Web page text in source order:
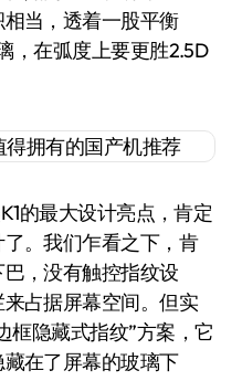
当，透着一股平衡
，在弧度上要更胜2.5D
的最大设计亮点，肯定
。我们乍看之下，肯
，没有触控指纹设
占据屏幕空间。但实
框隐藏式指纹”方案，它
在了屏幕的玻璃下